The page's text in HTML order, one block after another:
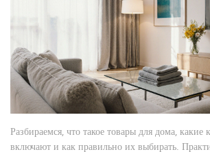
Разбираемся, что такое товары для дома, какие
включают и как правильно их выбирать.